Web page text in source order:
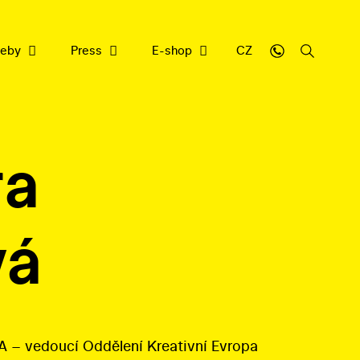
dědictví
Press E-shop CZ
– vedoucí Oddělení Kreativní Evropa